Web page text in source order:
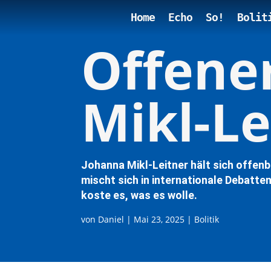
Home Echo So!
Mikl-
Johanna Mikl-Leitner hält sich
mischt sich in internationale
koste es, was es wolle.
von Daniel | Mai 23, 2025 | Bolitik